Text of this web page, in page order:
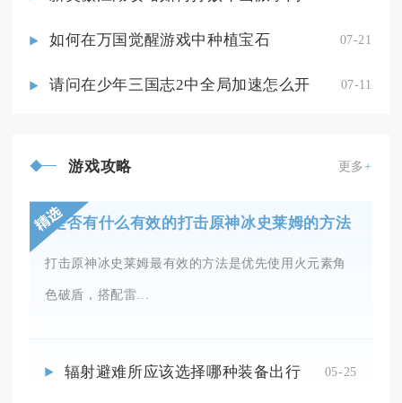
如何在万国觉醒游戏中种植宝石 07-21
请问在少年三国志2中全局加速怎么开 07-11
游戏攻略 更多+
是否有什么有效的打击原神冰史莱姆的方法
打击原神冰史莱姆最有效的方法是优先使用火元素角
色破盾，搭配雷...
辐射避难所应该选择哪种装备出行 05-25